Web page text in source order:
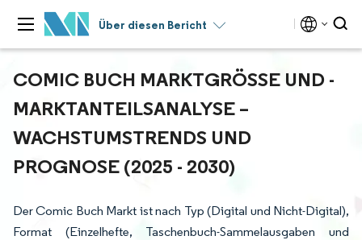
Über diesen Bericht
COMIC BUCH MARKTGRÖSSE UND -M
ARKTANTEILSANALYSE – W
ACHSTUMSTRENDS UND P
ROGNOSE (2025 - 2030)
Der Comic Buch Markt ist nach Typ (Digital und Nicht-Digital),
Format (Einzelhefte, Taschenbuch-Sammelausgaben und